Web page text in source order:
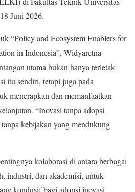
Juni 2026.
“Policy and Ecosystem Enablers for
in Indonesia”, Widyaretna
utama bukan hanya terletak
itu sendiri, tetapi juga pada
menerapkan dan memanfaatkan
“Inovasi tanpa adopsi
kebijakan yang mendukung
kolaborasi di antara berbagai
industri, dan akademisi, untuk